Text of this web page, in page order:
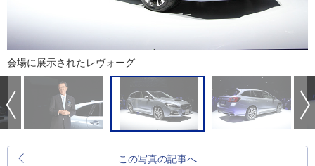
会場に展示されたレヴォーグ
この写真の記事へ